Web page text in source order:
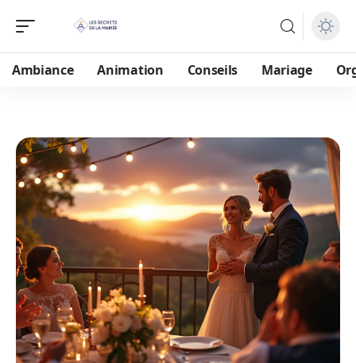
Ambiance Animation Conseils Mariage